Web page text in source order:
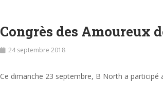
Congrès des Amoureux
24 septembre 2018
Ce dimanche 23 septembre, B North a